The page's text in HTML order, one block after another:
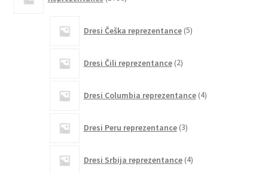
izdelkov
Dresi Češka reprezentance 5izdelkov
Dresi Čili reprezentance 2izdelka
Dresi Columbia reprezentance 4izdelki
Dresi Peru reprezentance 3izdelki
Dresi Srbija reprezentance 4izdelki